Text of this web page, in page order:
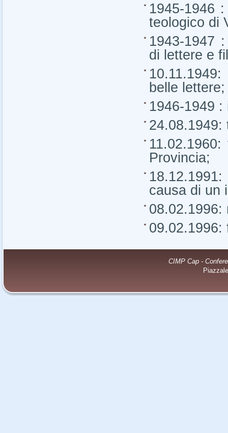
1945-1946
teologico di
1943-1947
di lettere e
belle lettere;
1946-1949
24.08.1949:
Provincia;
causa di un
08.02.1996:
09.02.1996:
CIMP Cap -